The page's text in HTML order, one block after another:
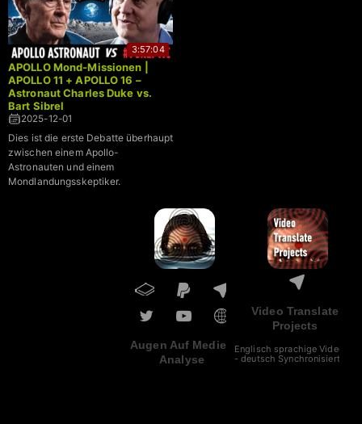
3:57:04
APOLLO Mond-Missionen |
APOLLO 11 + APOLLO 16 –
Astronaut Charles Duke vs.
Bart Sibrel
2025-12-01
Dies ist die erste Debatte überhaupt
zwischen einem Apollo-
Astronauten und einem
Mondlandungsskeptiker.
Augen Auf Medien
Analyse
Video Translate
Projects
Englisch sprachige Videos
- deutsch Synchronisiert.